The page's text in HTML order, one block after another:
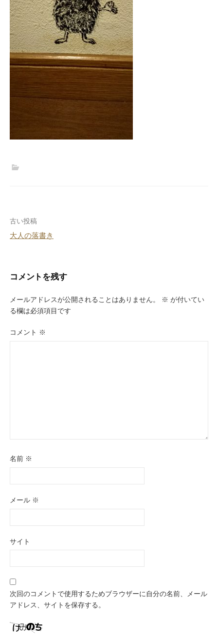
投
稿
ビ
ゲ
ー
シ
古い投稿
大人の落書き
コメントを残す
メールアドレスが公開されることはありません。 ※ が付いてい
る欄は必須項目です
コメント ※
名前 ※
メール ※
サイト
次回のコメントで使用するためブラウザーに自分の名前、メール
アドレス、サイトを保存する。